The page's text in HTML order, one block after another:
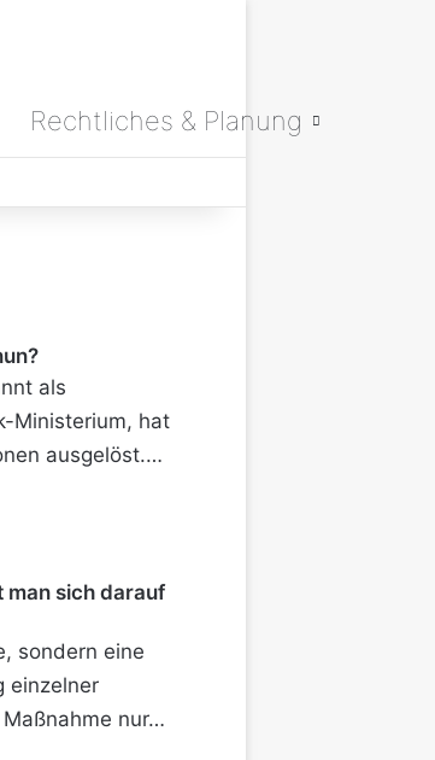
Rechtliches & Planung
als
Ministerium, hat
ausgelöst.…
man sich darauf
sondern eine
einzelner
nur…